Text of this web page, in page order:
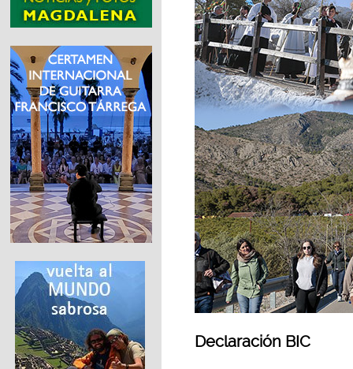
Declaración BIC